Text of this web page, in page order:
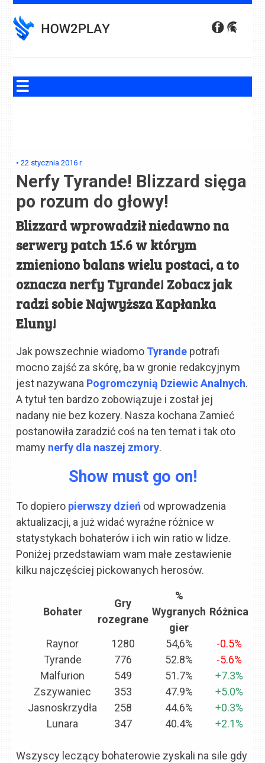
to
content
•22 stycznia 2016 r.
Nerfy Tyrande! Blizzard sięga
po rozum do głowy!
Blizzard wprowadził niedawno na
serwery patch 15.6 w którym
zmieniono balans wielu postaci, a to
oznacza nerfy Tyrande! Zobacz jak
radzi sobie Najwyższa Kapłanka
Eluny!
Jak powszechnie wiadomo Tyrande potrafi
mocno zajść za skórę, ba w gronie redakcyjnym
jest nazywana Pogromczynią Dziewic Analnych.
A tytuł ten bardzo zobowiązuje i został jej
nadany nie bez kozery. Nasza kochana Zamieć
postanowiła zaradzić coś na ten temat i tak oto
mamy nerfy dla naszej zmory.
Show must go on!
To dopiero pierwszy dzień od wprowadzenia
aktualizacji, a już widać wyraźne różnice w
statystykach bohaterów i ich win ratio w lidze.
Poniżej przedstawiam wam małe zestawienie
kilku najczęściej pickowanych herosów.
Bohater
Gry
rozegrane
%
Wygranych
gier
Różnica
Raynor 1280 54,6%
-0.5%
Tyrande
776 52.8%
-5.6%
Malfurion
549 51.7%
+7.3%
Zszywaniec
353 47.9%
+5.0%
Jasnoskrzydła
258 44.6%
+0.3%
Lunara
347 40.4% +2.1%
Wszyscy leczący bohaterowie zyskali na sile gdy